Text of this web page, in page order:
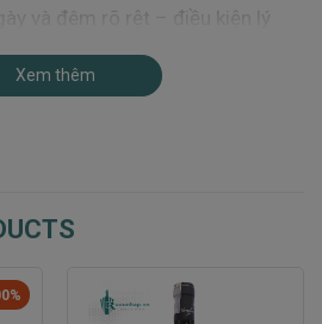
và đêm rõ rệt – điều kiện lý
chậm, tích lũy hương vị sâu
Xem thêm